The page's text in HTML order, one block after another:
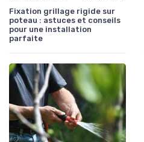
Fixation grillage rigide sur
poteau : astuces et conseils
pour une installation
parfaite